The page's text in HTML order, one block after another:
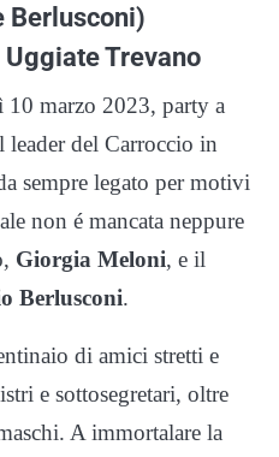
Berlusconi)
Trevano
10 marzo 2023, party a
leader del Carroccio in
sempre legato per motivi
non é mancata neppure
Giorgia Meloni, e il
Berlusconi.
di amici stretti e
e sottosegretari, oltre
A immortalare la